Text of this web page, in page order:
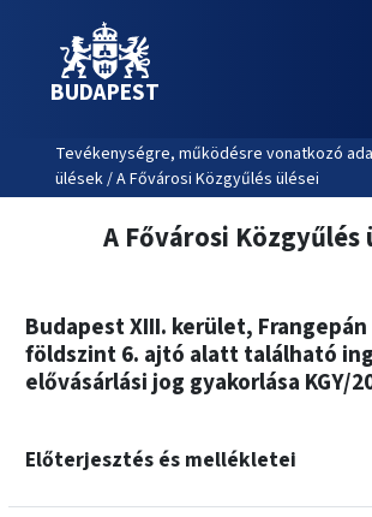
BUDAPEST
Tevékenységre, működésre vonatkozó
ülések / A Fővárosi Közgyűlés ülései
A Fővárosi Közgyűlés
Budapest XIII. kerület,
földszint 6. ajtó alatt található
elővásárlási jog gyakorlása KGY/
Előterjesztés és mellékletei